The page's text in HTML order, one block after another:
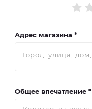
Адрес магазина *
Общее впечатление *